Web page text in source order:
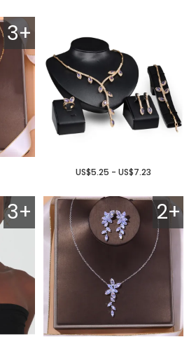
US$5.25 - US$7.23
3+
2+
3+